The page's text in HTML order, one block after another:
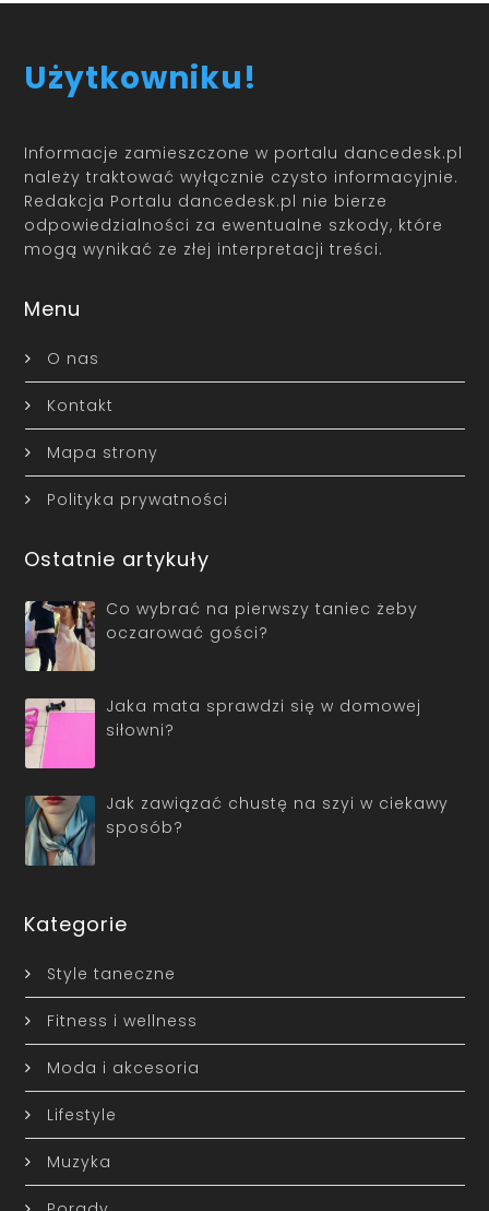
Użytkowniku!
Informacje zamieszczone w portalu dancedesk.pl
należy traktować wyłącznie czysto informacyjnie.
Redakcja Portalu dancedesk.pl nie bierze
odpowiedzialności za ewentualne szkody, które
mogą wynikać ze złej interpretacji treści.
Menu
O nas
Kontakt
Mapa strony
Polityka prywatności
Ostatnie artykuły
Co wybrać na pierwszy taniec żeby
oczarować gości?
Jaka mata sprawdzi się w domowej
siłowni?
Jak zawiązać chustę na szyi w ciekawy
sposób?
Kategorie
Style taneczne
Fitness i wellness
Moda i akcesoria
Lifestyle
Muzyka